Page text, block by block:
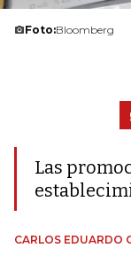
Foto:Bloomberg
Las
CARLOS EDUARDO